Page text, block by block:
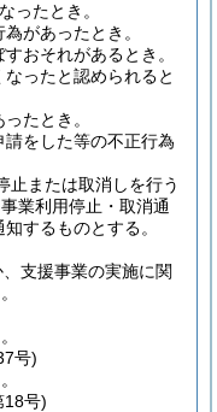
ったとき。
があったとき。
おそれがあるとき。
ったと認められると
たとき。
をした等の不正行為
止または取消しを行う
業利用停止・取消通
するものとする。
支援事業の実施に関
号)
18号)